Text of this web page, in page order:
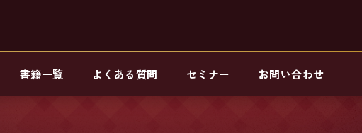
書籍一覧 よくある質問 セミナー お問い合わせ